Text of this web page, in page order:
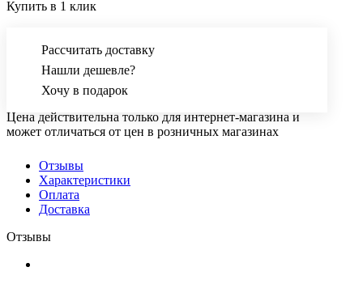
Купить в 1 клик
Рассчитать доставку
Нашли дешевле?
Хочу в подарок
Цена действительна только для интернет-магазина и
может отличаться от цен в розничных магазинах
Отзывы
Характеристики
Оплата
Доставка
Отзывы